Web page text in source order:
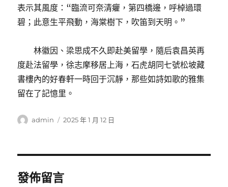
表示其風度：“臨流可奈清癯，第四橋邊，呼棹過環
碧；此意生平飛動，海棠樹下，吹笛到天明。”
林徽因、梁思成不久即赴美留學，隨后袁昌英再
度赴法留學，徐志摩移居上海，石虎胡同七號松坡藏
書樓內的好春軒一時回于沉靜，那些如詩如歌的雅集
留在了記憶里。
作
admin
發
2025 年 1 月 12 日
發佈留言